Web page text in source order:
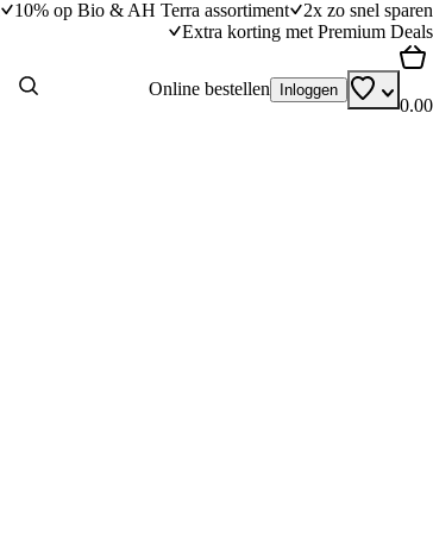
10% op Bio & AH Terra assortiment
2x zo snel sparen
Extra korting met Premium Deals
Online bestellen Inloggen
0.00